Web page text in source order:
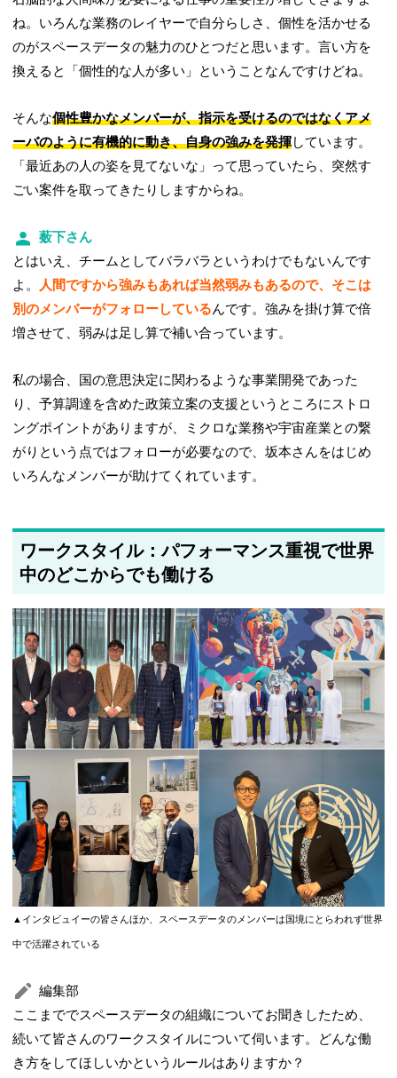
ね。いろんな業務のレイヤーで自分らしさ、個性を活かせる
のがスペースデータの魅力のひとつだと思います。言い方を
換えると「個性的な人が多い」ということなんですけどね。
そんな個性豊かなメンバーが、指示を受けるのではなくアメ
ーバのように有機的に動き、自身の強みを発揮しています。
「最近あの人の姿を見てないな」って思っていたら、突然す
ごい案件を取ってきたりしますからね。
薮下さん
とはいえ、チームとしてバラバラというわけでもないんです
よ。
人間ですから強みもあれば当然弱みもあるので、そこは
別のメンバーがフォローしているんです。強みを掛け算で倍
増させて、弱みは足し算で補い合っています。
私の場合、国の意思決定に関わるような事業開発であった
り、予算調達を含めた政策立案の支援というところにストロ
ングポイントがありますが、ミクロな業務や宇宙産業との繋
がりという点ではフォローが必要なので、坂本さんをはじめ
いろんなメンバーが助けてくれています。
ワークスタイル：パフォーマンス重視で世界
中のどこからでも働ける
▲インタビュイーの皆さんほか、スペースデータのメンバーは国境にとらわれず世界
中で活躍されている
編集部
ここまででスペースデータの組織についてお聞きしたため、
続いて皆さんのワークスタイルについて伺います。どんな働
き方をしてほしいかというルールはありますか？